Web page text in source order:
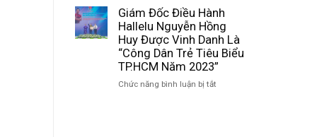
hạt
ca
cao
Việt
vươn
HACCP
Codex
2020
Trên
Báo
Nhật
(Hataraku
Mama)?
Chocolate
Xuất
Hiện
Trên
Tạp
Giám Đốc Điều Hành
Hallelu Nguyễn Hồng
Huy Được Vinh Danh Là
“Công Dân Trẻ Tiêu Biểu
TP.HCM Năm 2023”
Chức năng bình luận bị tắt